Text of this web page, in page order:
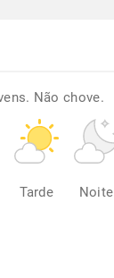
Não chove.
Tarde Noite